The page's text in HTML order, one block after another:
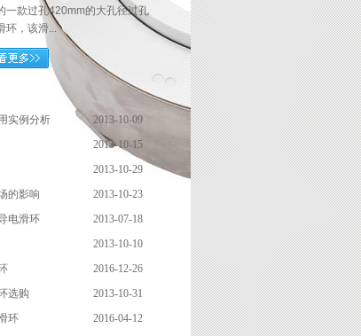
一款过孔420mm的大孔径过孔
环，该滑...
2013-10-09
实例分析
2013-10-15
2013-10-29
2013-10-23
的影响
2013-07-18
电滑环
2013-10-10
2016-12-26
2013-10-31
选购
2016-04-12
环